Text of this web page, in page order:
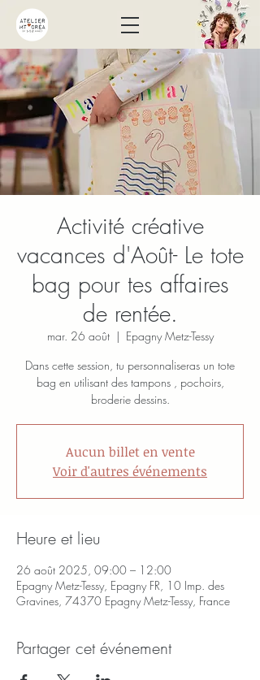
Activité créative
vacances d'Août- Le tote
bag pour tes affaires
de rentée.
mar. 26 août
  |
Epagny Metz-Tessy
Dans cette session, tu personnaliseras un tote
bag en utilisant des tampons , pochoirs,
broderie dessins.
Aucun billet en vente
Voir d'autres événements
Heure et lieu
26 août 2025, 09:00 – 12:00
Epagny Metz-Tessy, Epagny FR, 10 Imp. des
Gravines, 74370 Epagny Metz-Tessy, France
Partager cet événement